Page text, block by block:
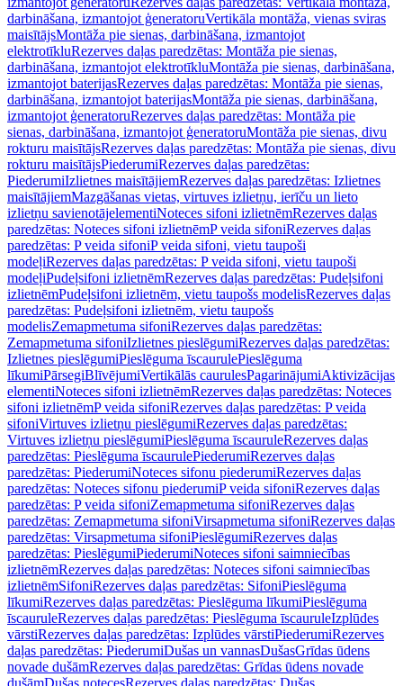
darbināšana, izmantojot ģeneratoruVertikāla montāža, vienas sviras
maisītājsMontāža pie sienas, darbināšana, izmantojot
elektrotīkluRezerves daļas paredzētas: Montāža pie sienas,
darbināšana, izmantojot elektrotīkluMontāža pie sienas, darbināšana,
izmantojot baterijasRezerves daļas paredzētas: Montāža pie sienas,
darbināšana, izmantojot baterijasMontāža pie sienas, darbināšana,
izmantojot ģeneratoruRezerves daļas paredzētas: Montāža pie
sienas, darbināšana, izmantojot ģeneratoruMontāža pie sienas, divu
rokturu maisītājsRezerves daļas paredzētas: Montāža pie sienas, divu
rokturu maisītājsPiederumiRezerves daļas paredzētas:
PiederumiIzlietnes maisītājiemRezerves daļas paredzētas: Izlietnes
maisītājiemMazgāšanas vietas, virtuves izlietņu, ierīču un lieto
izlietņu savienotājelementiNoteces sifoni izlietnēmRezerves daļas
paredzētas: Noteces sifoni izlietnēmP veida sifoniRezerves daļas
paredzētas: P veida sifoniP veida sifoni, vietu taupoši
modeļiRezerves daļas paredzētas: P veida sifoni, vietu taupoši
modeļiPudeļsifoni izlietnēmRezerves daļas paredzētas: Pudeļsifoni
izlietnēmPudeļsifoni izlietnēm, vietu taupošs modelisRezerves daļas
paredzētas: Pudeļsifoni izlietnēm, vietu taupošs
modelisZemapmetuma sifoniRezerves daļas paredzētas:
Zemapmetuma sifoniIzlietnes pieslēgumiRezerves daļas paredzētas:
Izlietnes pieslēgumiPieslēguma īscaurulePieslēguma
līkumiPārsegiBlīvējumiVertikālās caurulesPagarinājumiAktivizācijas
elementiNoteces sifoni izlietnēmRezerves daļas paredzētas: Noteces
sifoni izlietnēmP veida sifoniRezerves daļas paredzētas: P veida
sifoniVirtuves izlietņu pieslēgumiRezerves daļas paredzētas:
Virtuves izlietņu pieslēgumiPieslēguma īscauruleRezerves daļas
paredzētas: Pieslēguma īscaurulePiederumiRezerves daļas
paredzētas: PiederumiNoteces sifonu piederumiRezerves daļas
paredzētas: Noteces sifonu piederumiP veida sifoniRezerves daļas
paredzētas: P veida sifoniZemapmetuma sifoniRezerves daļas
paredzētas: Zemapmetuma sifoniVirsapmetuma sifoniRezerves daļas
paredzētas: Virsapmetuma sifoniPieslēgumiRezerves daļas
paredzētas: PieslēgumiPiederumiNoteces sifoni saimniecības
izlietnēmRezerves daļas paredzētas: Noteces sifoni saimniecības
izlietnēmSifoniRezerves daļas paredzētas: SifoniPieslēguma
līkumiRezerves daļas paredzētas: Pieslēguma līkumiPieslēguma
īscauruleRezerves daļas paredzētas: Pieslēguma īscauruleIzplūdes
vārstiRezerves daļas paredzētas: Izplūdes vārstiPiederumiRezerves
daļas paredzētas: PiederumiDušas un vannasDušasGrīdas ūdens
novade dušāmRezerves daļas paredzētas: Grīdas ūdens novade
dušāmDušas notecesRezerves daļas paredzētas: Dušas